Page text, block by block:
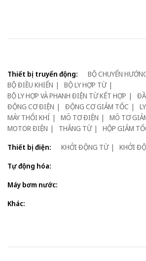
Thiết bị truyển động:
BỘ CHUYỂN
BỘ ĐIỀU KHIỂN
BỘ LY HỢP TỪ
BỘ LY HỢP VÀ PHANH ĐIỆN TỪ KẾT HỢP
ĐỘNG CƠ ĐIỆN
ĐỘNG CƠ GIẢM TỐC
MÁY THỔI KHÍ
MÔ TƠ ĐIỆN
MÔ TƠ
MOTOR ĐIỆN
THẮNG TỪ
HỘP GIẢM
Thiết bị điện:
KHỞI ĐỘNG TỪ
KHỞI
Tự động hóa:
Máy bơm nước:
Khác: